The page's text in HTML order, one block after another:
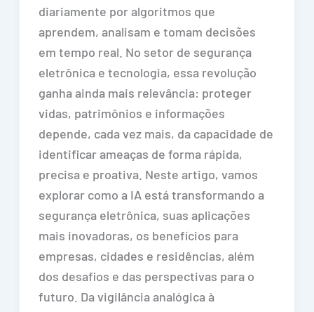
diariamente por algoritmos que
aprendem, analisam e tomam decisões
em tempo real. No setor de segurança
eletrônica e tecnologia, essa revolução
ganha ainda mais relevância: proteger
vidas, patrimônios e informações
depende, cada vez mais, da capacidade de
identificar ameaças de forma rápida,
precisa e proativa. Neste artigo, vamos
explorar como a IA está transformando a
segurança eletrônica, suas aplicações
mais inovadoras, os benefícios para
empresas, cidades e residências, além
dos desafios e das perspectivas para o
futuro. Da vigilância analógica à